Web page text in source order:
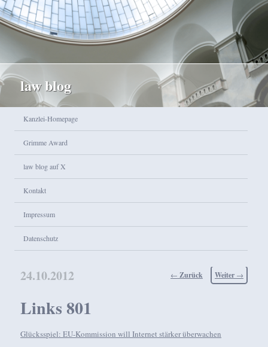
law blog
Zum Inhalt wechseln
Zum sekundären Inhalt wechseln
Kanzlei-Homepage
Grimme Award
law blog auf X
Kontakt
Impressum
Datenschutz
Beitragsnavigation
← Zurück Weiter →
Links 801
24.10.2012
Glücksspiel: EU-Kommission will Internet stärker überwachen